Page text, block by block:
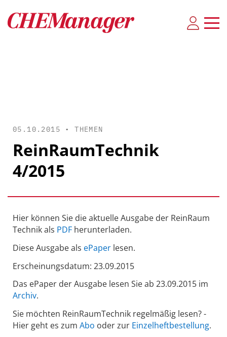
05.10.2015 •THEMEN
ReinRaumTechnik
4/2015
Hier können Sie die aktuelle Ausgabe der ReinRaum
Technik als PDF herunterladen.
Diese Ausgabe als ePaper lesen.
Erscheinungsdatum: 23.09.2015
Das ePaper der Ausgabe lesen Sie ab 23.09.2015 im
Archiv.
Sie möchten ReinRaumTechnik regelmäßig lesen? -
Hier geht es zum Abo oder zur Einzelheftbestellung.